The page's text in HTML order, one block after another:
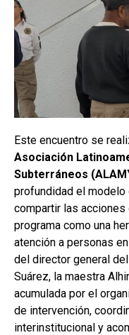
Este encuentro se
Asociación
Subterráneos
profundidad el modelo
compartir las
programa como una
atención a personas
del director general
Suárez, la maestra
acumulada por el
de intervención,
interinstitucional y